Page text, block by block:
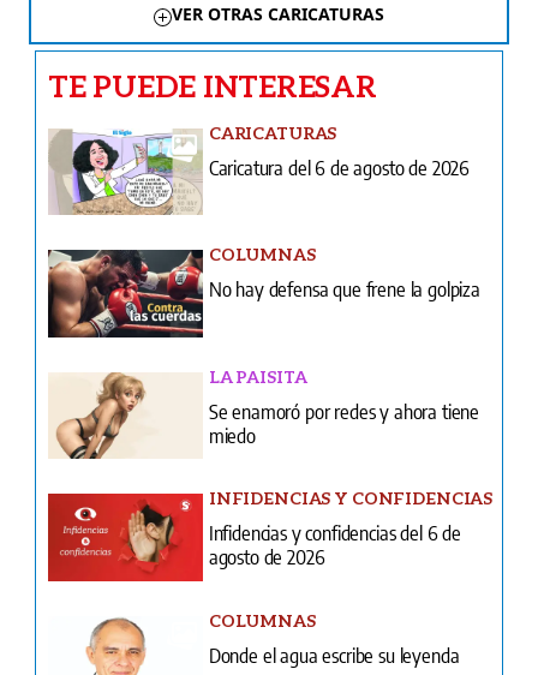
VER OTRAS CARICATURAS
TE PUEDE INTERESAR
CARICATURAS
Caricatura del 6 de agosto de 2026
COLUMNAS
No hay defensa que frene la golpiza
LA PAISITA
Se enamoró por redes y ahora tiene
miedo
INFIDENCIAS Y CONFIDENCIAS
Infidencias y confidencias del 6 de
agosto de 2026
COLUMNAS
Donde el agua escribe su leyenda